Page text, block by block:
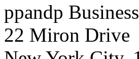
ppandp
22 Miron Drive